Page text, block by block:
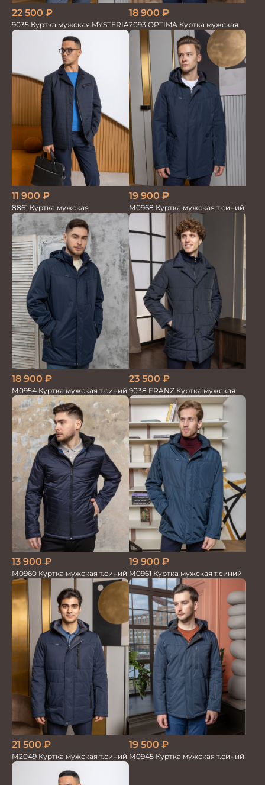
22 500 ₽
9035 Куртка мужская MYSTERIA
18 900 ₽
2093 OPTIMA Куртка мужская
11 900 ₽
8861 Куртка мужская
19 900 ₽
М0968 Куртка мужская т.синий
18 900 ₽
М0954 Куртка мужская т.синий
23 500 ₽
9038 FRANZ Куртка мужская
13 900 ₽
М0960 Куртка мужская т.синий
19 900 ₽
М0961 Куртка мужская т.синий
21 500 ₽
М2049 Куртка мужская т.синий
19 500 ₽
М0945 Куртка мужская т.синий